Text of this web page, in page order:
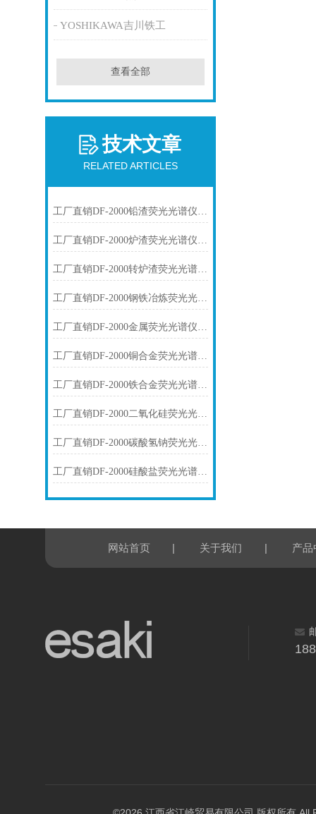
YOSHIKAWA吉川铁工
查看全部
技术文章
RELATED ARTICLES
工厂直销DF-2000铅渣荧光光谱仪技术参数
工厂直销DF-2000炉渣荧光光谱仪技术参数
工厂直销DF-2000转炉渣荧光光谱仪技术参数
工厂直销DF-2000钢铁冶炼荧光光谱仪技术参数
工厂直销DF-2000金属荧光光谱仪技术参数
工厂直销DF-2000铜合金荧光光谱仪技术参数
工厂直销DF-2000铁合金荧光光谱仪技术参数
工厂直销DF-2000二氧化硅荧光光谱仪技术参数
工厂直销DF-2000碳酸氢钠荧光光谱仪技术参数
工厂直销DF-2000硅酸盐荧光光谱仪技术参数
网站首页 | 关于我们 | 产品